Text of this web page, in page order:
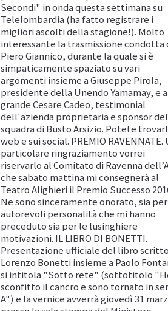
Secondi" in onda questa settimana su
Telelombardia (ha fatto registrare i
migliori ascolti della stagione!). Molto
interessante la trasmissione condotta
Piero Giannico, durante la quale si è
simpaticamente spaziato su vari
argomenti insieme a Giuseppe Pirola,
presidente della Unendo Yamamay, e
grande Cesare Cadeo, testimonial
dell'azienda proprietaria e sponsor
squadra di Busto Arsizio. Potete
web e sui social. PREMIO RAVENNATE.
particolare ringraziamento vorrei
riservarlo al Comitato di Ravenna
che sabato mattina mi consegnerà al
Teatro Alighieri il Premio Successo
Ne sono sinceramente onorato, sia
autorevoli personalità che mi hanno
preceduto sia per le lusinghiere
motivazioni. IL LIBRO DI BONETTI.
Presentazione ufficiale del libro
Lorenzo Bonetti insieme a Paolo
si intitola "Sotto rete" (sottotitolo
sconfitto il cancro e sono tornato in
A") e la vernice avverrà giovedì 31